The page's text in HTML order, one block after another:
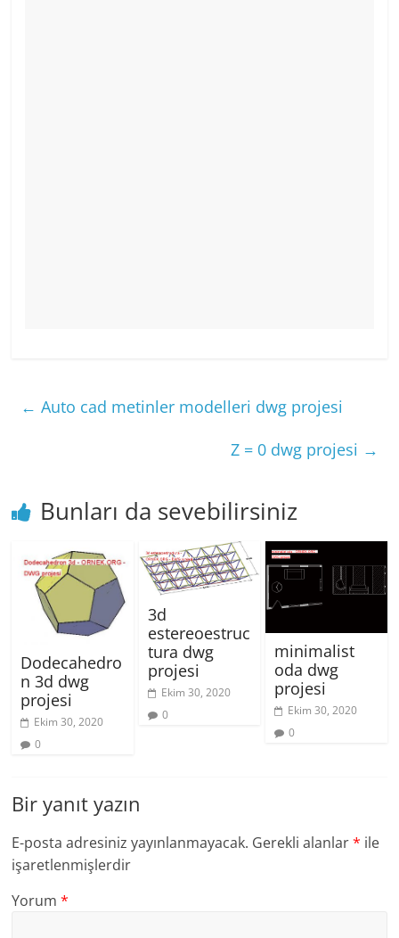
← Auto cad metinler modelleri dwg projesi
Z = 0 dwg projesi →
Bunları da sevebilirsiniz
Dodecahedro
n 3d dwg
projesi
Ekim 30, 2020
0
3d
estereoestruc
tura dwg
projesi
Ekim 30, 2020
0
minimalist
oda dwg
projesi
Ekim 30, 2020
0
Bir yanıt yazın
E-posta adresiniz yayınlanmayacak. Gerekli alanlar* ile
işaretlenmişlerdir
Yorum*